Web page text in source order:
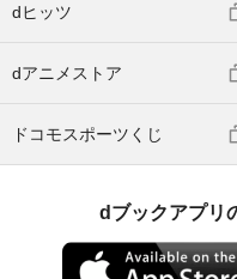
dヒッツ
dアニメストア
ドコモスポーツくじ
dブックアプリ